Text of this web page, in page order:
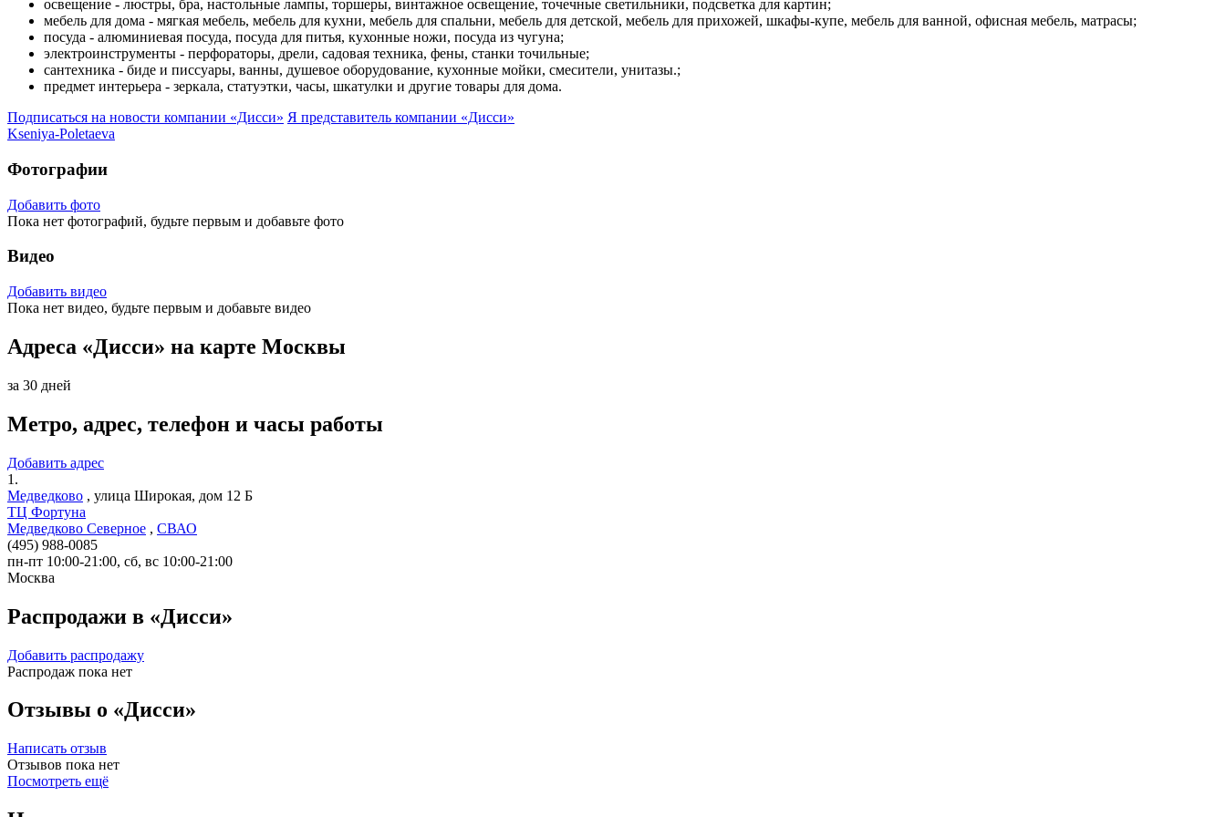
освещение - люстры, бра, настольные лампы, торшеры, винтажное освещение, точечные светильники, подсветка для картин;
мебель для дома - мягкая мебель, мебель для кухни, мебель для спальни, мебель для детской, мебель для прихожей, шкафы-купе, мебель для ванной, офисная мебель, матрасы;
посуда - алюминиевая посуда, посуда для питья, кухонные ножи, посуда из чугуна;
электроинструменты - перфораторы, дрели, садовая техника, фены, станки точильные;
сантехника - биде и писсуары, ванны, душевое оборудование, кухонные мойки, смесители, унитазы.;
предмет интерьера - зеркала, статуэтки, часы, шкатулки и другие товары для дома.
Подписаться на новости компании «Дисси» Я представитель компании «Дисси»
Kseniya-Poletaeva
Фотографии
Добавить фото
Пока нет фотографий, будьте первым и добавьте фото
Видео
Добавить видео
Пока нет видео, будьте первым и добавьте видео
Адреса «Дисси» на карте Москвы
за 30 дней
Метро, адрес, телефон и часы работы
Добавить адрес
1.
Медведково , улица Широкая, дом 12 Б
ТЦ Фортуна
Медведково Северное , СВАО
(495) 988-0085
пн-пт 10:00-21:00, сб, вс 10:00-21:00
Москва
Распродажи в «Дисси»
Добавить распродажу
Распродаж пока нет
Отзывы о «Дисси»
Написать отзыв
Отзывов пока нет
Посмотреть ещё